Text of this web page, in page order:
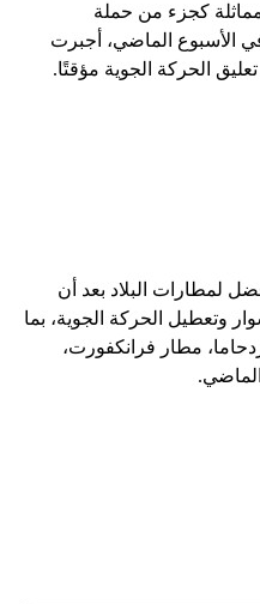
كجزء من حملة
الأسبوع الماضي، أجبرت
الحركة الجوية مؤقتًا.
لمطارات البلاد بعد أن
وتعطيل الحركة الجوية، بما
مطار فرانكفورت،